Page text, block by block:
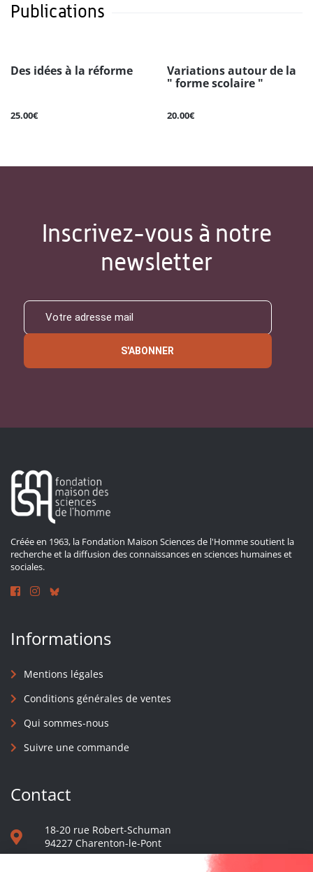
Publications
Des idées à la réforme
25.00€
Variations autour de la
" forme scolaire "
20.00€
Inscrivez-vous à notre
newsletter
S'ABONNER
Créée en 1963, la Fondation Maison Sciences de l'Homme soutient la
recherche et la diffusion des connaissances en sciences humaines et
sociales.
Informations
Mentions légales
Conditions générales de ventes
Qui sommes-nous
Suivre une commande
Contact
18-20 rue Robert-Schuman
94227 Charenton-le-Pont